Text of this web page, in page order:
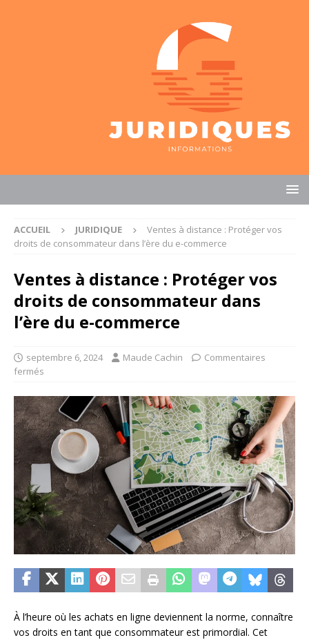
ACCUEIL JURIDIQUE
Ventes à distance : Protéger vos
droits de consommateur dans l’ère du e-commerce
Ventes à distance : Protéger vos
droits de consommateur dans
l’ère du e-commerce
septembre 6, 2024 Maude Cachin
Commentaires
fermés
À l’heure où les achats en ligne deviennent la norme, connaître
vos droits en tant que consommateur est primordial. Cet